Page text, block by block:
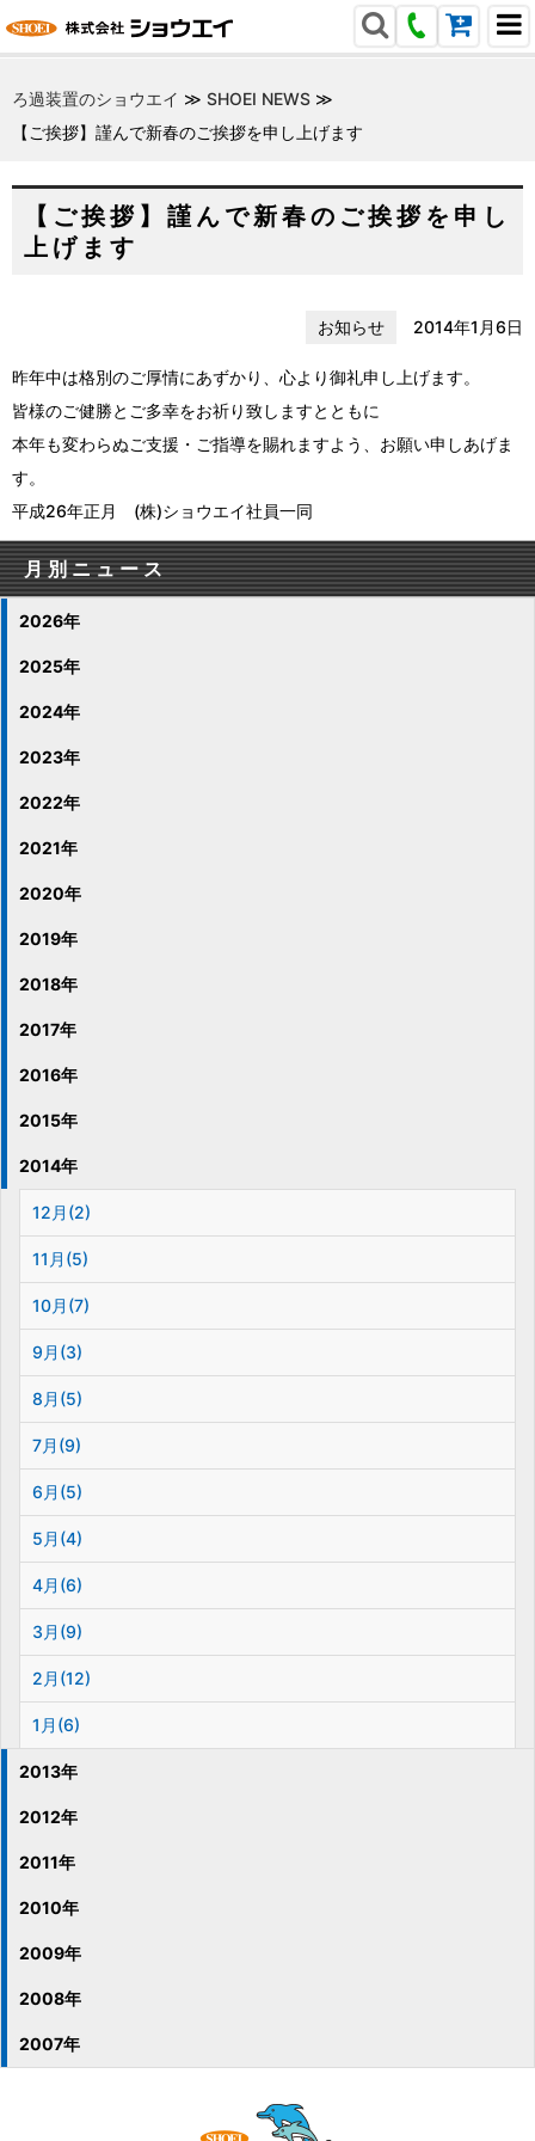
ろ過装置のショウエイ ≫ SHOEI NEWS ≫
【ご挨拶】謹んで新春のご挨拶を申し上げます
【ご挨拶】謹んで新春のご挨拶を申し
上げます
お知らせ 2014年1月6日
昨年中は格別のご厚情にあずかり、心より御礼申し上げます。
皆様のご健勝とご多幸をお祈り致しますとともに
本年も変わらぬご支援・ご指導を賜れますよう、お願い申しあげま
す。
平成26年正月 (株)ショウエイ社員一同
月別ニュース
2026年
2025年
2024年
2023年
2022年
2021年
2020年
2019年
2018年
2017年
2016年
2015年
2014年
12月(2)
11月(5)
10月(7)
9月(3)
8月(5)
7月(9)
6月(5)
5月(4)
4月(6)
3月(9)
2月(12)
1月(6)
2013年
2012年
2011年
2010年
2009年
2008年
2007年